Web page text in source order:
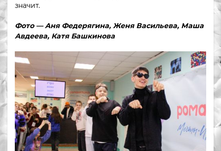
значит.
Фото — Аня Федерягина, Женя Васильева, Маша
Авдеева, Катя Башкинова